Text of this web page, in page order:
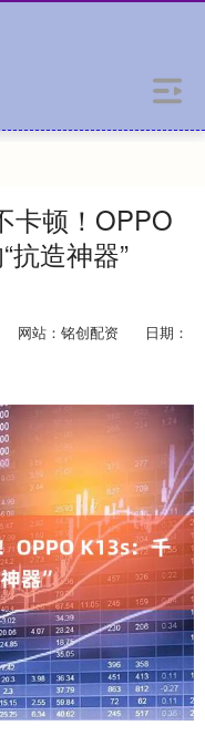
卡顿！OPPO
抗造神器”
网站：铭创配资
日期：